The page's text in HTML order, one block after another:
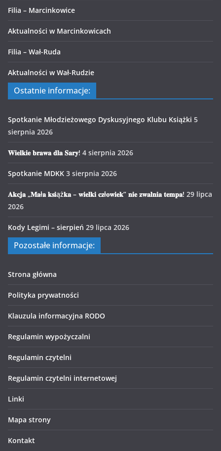
Filia – Marcinkowice
Aktualności w Marcinkowicach
Filia – Wał-Ruda
Aktualności w Wał-Rudzie
Ostatnie informacje:
Spotkanie Młodzieżowego Dyskusyjnego Klubu Książki 5
sierpnia 2026
𝐖𝐢𝐞𝐥𝐤𝐢𝐞 𝐛𝐫𝐚𝐰𝐚 𝐝𝐥𝐚 𝐒𝐚𝐫𝐲! 4 sierpnia 2026
Spotkanie MDKK 3 sierpnia 2026
𝐀𝐤𝐜𝐣𝐚 „𝐌𝐚ł𝐚 𝐤𝐬𝐢ąż𝐤𝐚 – 𝐰𝐢𝐞𝐥𝐤𝐢 𝐜𝐳ł𝐨𝐰𝐢𝐞𝐤” 𝐧𝐢𝐞 𝐳𝐰𝐚𝐥𝐧𝐢𝐚 𝐭𝐞𝐦𝐩𝐚! 29 lipca
2026
Kody Legimi – sierpień 29 lipca 2026
Pozostałe informacje:
Strona główna
Polityka prywatności
Klauzula informacyjna RODO
Regulamin wypożyczalni
Regulamin czytelni
Regulamin czytelni internetowej
Linki
Mapa strony
Kontakt